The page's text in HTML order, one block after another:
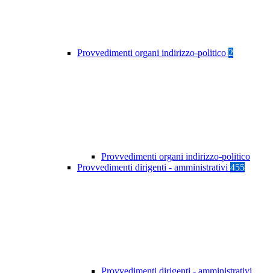
Provvedimenti organi indirizzo-politico 2
Provvedimenti organi indirizzo-politico
Provvedimenti dirigenti - amministrativi 455